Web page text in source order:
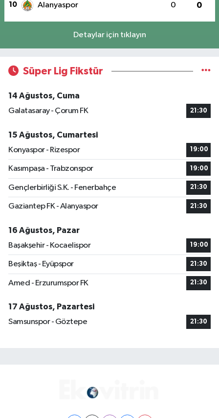
10 Alanyaspor 0 0
Detaylar için tıklayın
Süper Lig Fikstür
14 Ağustos, Cuma
Galatasaray - Çorum FK
21:30
15 Ağustos, Cumartesi
Konyaspor - Rizespor
19:00
Kasımpaşa - Trabzonspor 19:00
Gençlerbirliği S.K. - Fenerbahçe 21:30
Gaziantep FK - Alanyaspor 21:30
16 Ağustos, Pazar
Başakşehir - Kocaelispor
19:00
Beşiktaş - Eyüpspor 21:30
Amed - Erzurumspor FK 21:30
17 Ağustos, Pazartesi
Samsunspor - Göztepe
21:30